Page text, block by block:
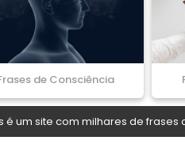
de Consciência
é um site com milhares de